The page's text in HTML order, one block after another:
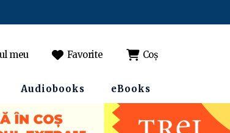
meu Favorite Coș
Audiobooks eBooks